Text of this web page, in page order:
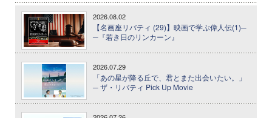
2026.08.02
【名画座リバティ (29)】映画で学ぶ偉人伝(1)─
─『若き日のリンカーン』
2026.07.29
「あの星が降る丘で、君とまた出会いたい。」
─ ザ・リバティ Pick Up Movie